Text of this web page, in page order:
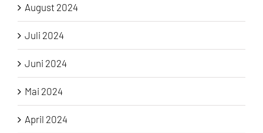
August 2024
Juli 2024
Juni 2024
Mai 2024
April 2024